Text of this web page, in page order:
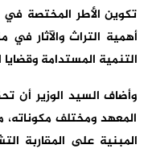
تكوين الأطر المختصة في
أهمية التراث والآثار
التنمية المستدامة
وأضاف السيد الوزير أن
المعهد ومختلف مكوناته،
المبنية على المقاربة